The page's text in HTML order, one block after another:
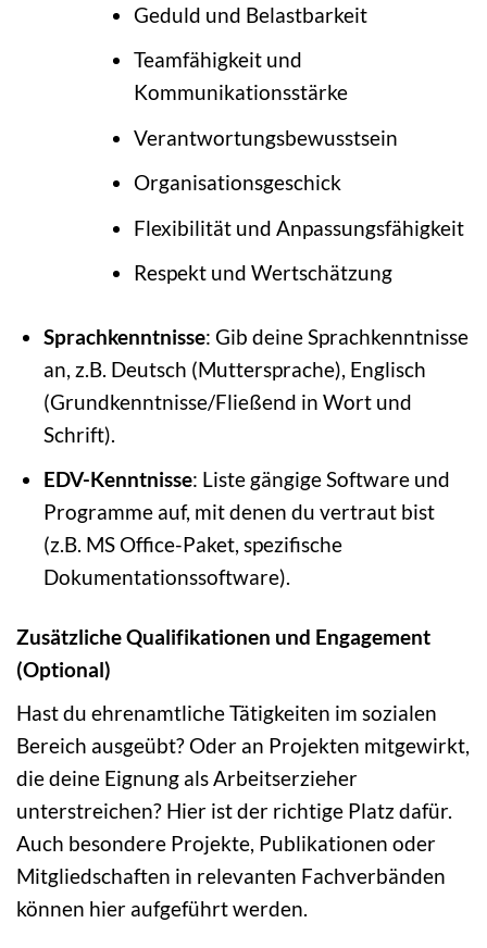
Geduld und Belastbarkeit
Teamfähigkeit und
Kommunikationsstärke
Verantwortungsbewusstsein
Organisationsgeschick
Flexibilität und Anpassungsfähigkeit
Respekt und Wertschätzung
Sprachkenntnisse: Gib deine Sprachkenntnisse
an, z.B. Deutsch (Muttersprache), Englisch
(Grundkenntnisse/Fließend in Wort und
Schrift).
EDV-Kenntnisse: Liste gängige Software und
Programme auf, mit denen du vertraut bist
(z.B. MS Office-Paket, spezifische
Dokumentationssoftware).
Zusätzliche Qualifikationen und Engagement
(Optional)
Hast du ehrenamtliche Tätigkeiten im sozialen
Bereich ausgeübt? Oder an Projekten mitgewirkt,
die deine Eignung als Arbeitserzieher
unterstreichen? Hier ist der richtige Platz dafür.
Auch besondere Projekte, Publikationen oder
Mitgliedschaften in relevanten Fachverbänden
können hier aufgeführt werden.